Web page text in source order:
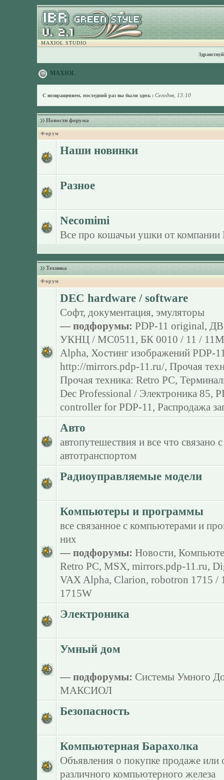
MAXIOL STUDIO
MAXIOL
С возвращением, последний раз вы были здесь : Сегодня, 13:10
Новости форума
Форум
Наши новинки
Разное
Necomimi
Все про кошачьи ушки от компании
Техника
Форум
DEC hardware / software
Софт, документация, эмуляторы
— подфорумы: PDP-11 original ,
УКНЦ / МС0511 , БК 0010 / 11 / 11M
Alpha, Хостинг изображений PDP-
http://mirrors.pdp-11.ru/, Прочая
Прочая техника: Retro PC,
Dec Professional / Электроника 85,
controller for PDP-11 , Распродажа
Авто
автопутешествия и все что связано с
автотранспортом
Радиоуправляемые модели
Компьютеры и программы
все связанное с компьютерами и
них
— подфорумы: Новости,
Retro PC, MSX, mirrors.pdp-11.ru,
VAX Alpha, Clarion, robotron 1715 /
1715W
Электроника
Умный дом
— подфорумы: Системы Умного
МАКСИОЛ
Безопасность
Компьютерная Барахолка
Объявления о покупке продаже или
различного компьютерного железа